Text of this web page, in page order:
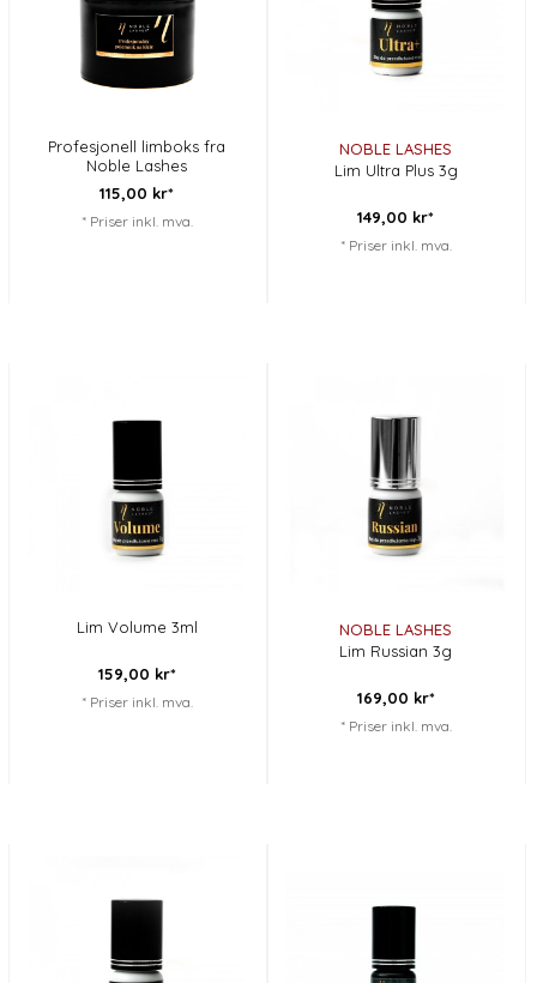
Profesjonell limboks fra
Noble Lashes
115,00 kr*
* Priser inkl. mva.
NOBLE LASHES
Lim Ultra Plus 3g
149,00 kr*
* Priser inkl. mva.
Lim Volume 3ml
159,00 kr*
* Priser inkl. mva.
NOBLE LASHES
Lim Russian 3g
169,00 kr*
* Priser inkl. mva.